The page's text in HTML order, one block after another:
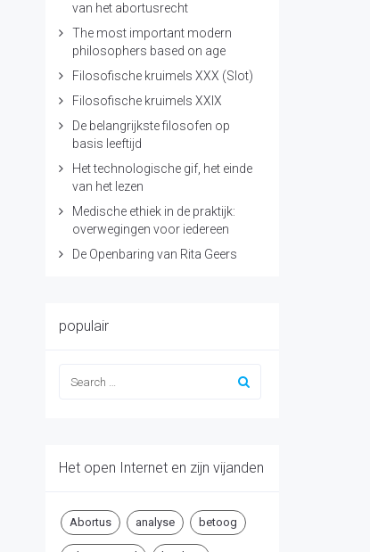
van het abortusrecht
The most important modern
philosophers based on age
Filosofische kruimels XXX (Slot)
Filosofische kruimels XXIX
De belangrijkste filosofen op
basis leeftijd
Het technologische gif, het einde
van het lezen
Medische ethiek in de praktijk:
overwegingen voor iedereen
De Openbaring van Rita Geers
populair
Het open Internet en zijn vijanden
Abortus analyse betoog